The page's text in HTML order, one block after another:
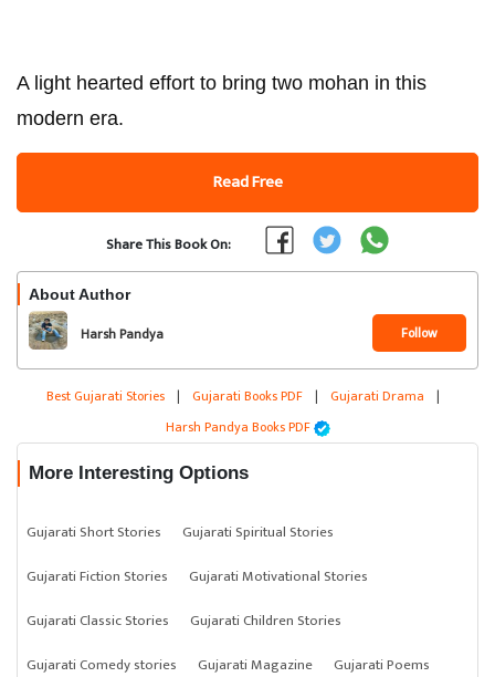
A light hearted effort to bring two mohan in this
modern era.
Read Free
Share This Book On:
About Author
Harsh Pandya Follow
Best Gujarati Stories | Gujarati Books PDF | Gujarati Drama |
Harsh Pandya Books PDF
More Interesting Options
Gujarati Short Stories
Gujarati Spiritual Stories
Gujarati Fiction Stories
Gujarati Motivational Stories
Gujarati Classic Stories
Gujarati Children Stories
Gujarati Comedy stories
Gujarati Magazine
Gujarati Poems